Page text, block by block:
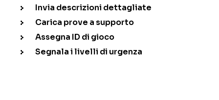
Invia descrizioni dettagliate
Carica prove a supporto
Assegna ID di gioco
Segnala i livelli di urgenza